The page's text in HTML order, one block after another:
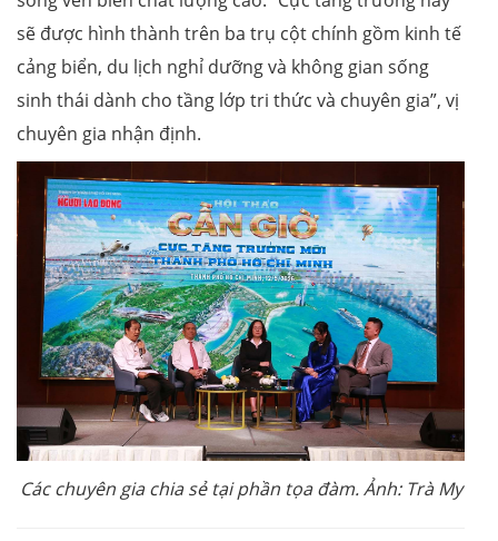
sẽ được hình thành trên ba trụ cột chính gồm kinh tế
cảng biển, du lịch nghỉ dưỡng và không gian sống
sinh thái dành cho tầng lớp tri thức và chuyên gia”, vị
chuyên gia nhận định.
Các chuyên gia chia sẻ tại phần tọa đàm. Ảnh: Trà My